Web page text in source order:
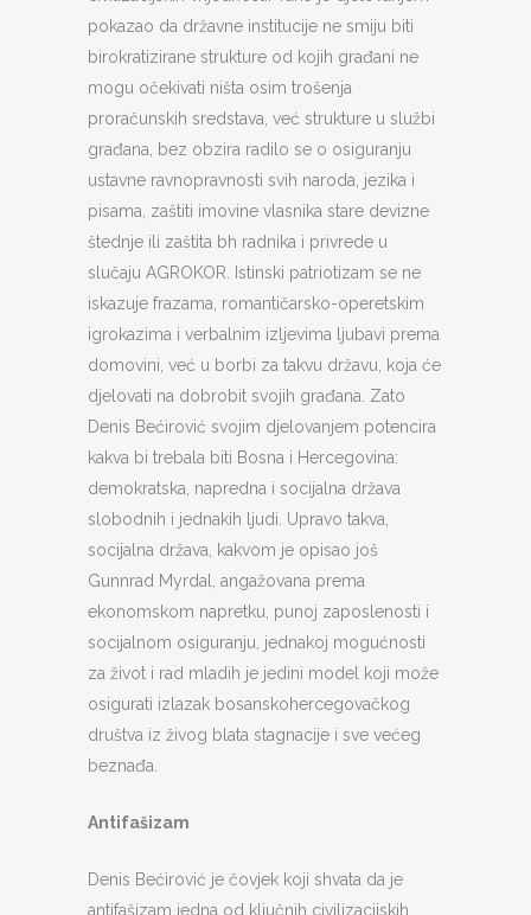
pokazao da državne institucije ne smiju biti
birokratizirane strukture od kojih građani ne
mogu očekivati ništa osim trošenja
proračunskih sredstava, već strukture u službi
građana, bez obzira radilo se o osiguranju
ustavne ravnopravnosti svih naroda, jezika i
pisama, zaštiti imovine vlasnika stare devizne
štednje ili zaštita bh radnika i privrede u
slučaju AGROKOR. Istinski patriotizam se ne
iskazuje frazama, romantičarsko-operetskim
igrokazima i verbalnim izljevima ljubavi prema
domovini, već u borbi za takvu državu, koja će
djelovati na dobrobit svojih građana. Zato
Denis Bećirović svojim djelovanjem potencira
kakva bi trebala biti Bosna i Hercegovina:
demokratska, napredna i socijalna država
slobodnih i jednakih ljudi. Upravo takva,
socijalna država, kakvom je opisao još
Gunnrad Myrdal, angažovana prema
ekonomskom napretku, punoj zaposlenosti i
socijalnom osiguranju, jednakoj mogućnosti
za život i rad mladih je jedini model koji može
osigurati izlazak bosanskohercegovačkog
društva iz živog blata stagnacije i sve većeg
beznađa.
Antifašizam
Denis Bećirović je čovjek koji shvata da je
antifašizam jedna od ključnih civilizacijskih